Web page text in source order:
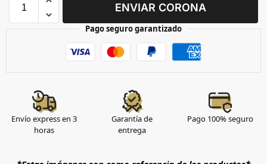
ENVIAR CORONA
Pago seguro garantizado
Envío express en 3
horas
Garantía de
entrega
Pago 100% seguro